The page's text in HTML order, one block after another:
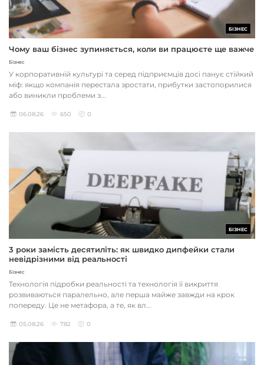
БІЗНЕС
Чому ваш бізнес зупиняється, коли ви працюєте ще важче
Бізнес
У корпоративній культурі та серед підприємців досі панує стійкий
міф: якщо компанія перестала зростати, прибутки застопорилися
або виникли проблеми з...
06.08.26 650 0
БІЗНЕС
3 роки замість десятиліть: як швидко дипфейки стали
невідрізними від реальності
Бізнес
Технологія підробки реальності та технологія її викриття
розвиваються паралельно, але перша майже завжди на крок
попереду. Це не метафора, а те, як вл...
05.08.26 782 0